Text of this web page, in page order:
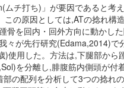
ムチ打ち)」が要因であると考
の原因としては,ATの捻れ構
骨を回内・回外方向に動かし
々が先行研究(Edama,2014)で
)使用した。方法は,下腿部から
を分離し,腓腹筋内側頭が付
の配列を分析して3つの捻れ